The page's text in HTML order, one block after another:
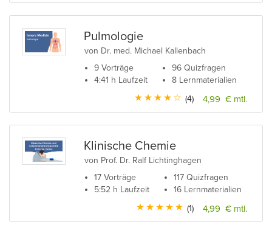
Pulmologie
von Dr. med. Michael Kallenbach
9 Vorträge
4:41 h Laufzeit
96 Quizfragen
8 Lernmaterialien
4,99 € mtl.
(4)
Klinische Chemie
von Prof. Dr. Ralf Lichtinghagen
17 Vorträge
5:52 h Laufzeit
117 Quizfragen
16 Lernmaterialien
4,99 € mtl.
(1)